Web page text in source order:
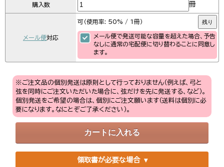
購入数 冊
メール便対応
可（使用率: 50% / 1冊） 残り
メール便で発送可能な容量を超えた場合、予告
なしに通常の宅配便に切り替わることに同意し
ます。
※ご注文品の個別発送は原則として行っておりません（例えば、弓と
弦を同時にご注文いただいた場合に、弦だけを先に発送する、など）。
個別発送をご希望の場合は、個別にご注文願います（送料は個別に必
要になります。なにとぞご了承ください）。
領取書が必要な場合